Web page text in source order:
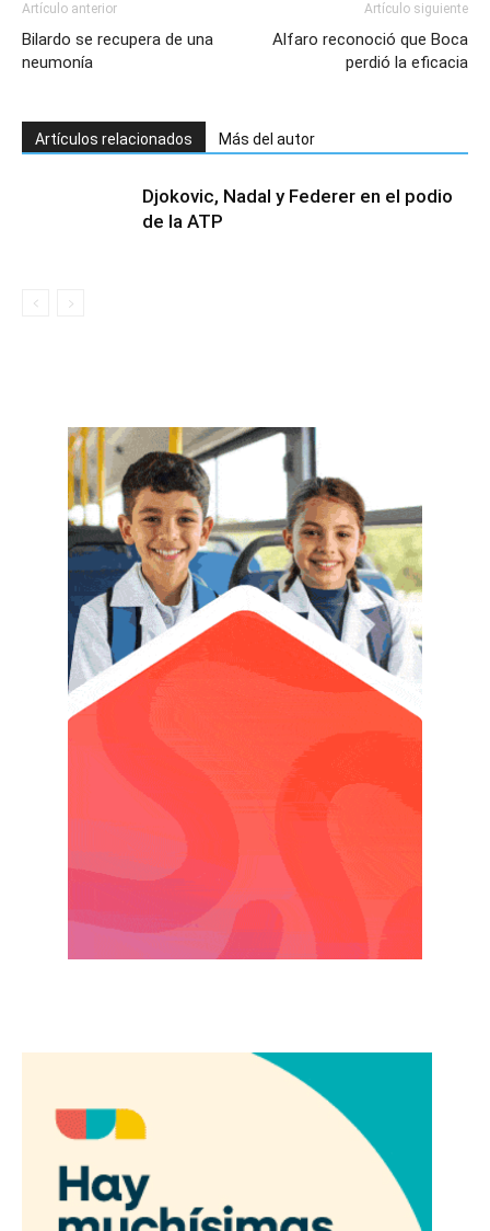
Artículo anterior
Bilardo se recupera de una
neumonía
Artículo siguiente
Alfaro reconoció que Boca
perdió la eficacia
Artículos relacionados Más del autor
Djokovic, Nadal y Federer en el podio
de la ATP